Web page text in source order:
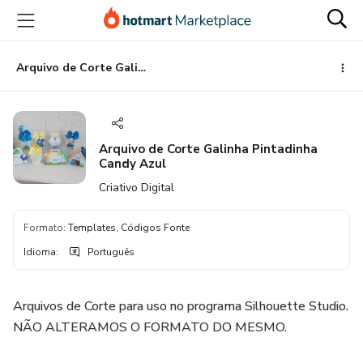
para
conteúdo
principal
para
pagamento
para
rodapé
Arquivo de Corte Galinha Pintadinha Candy Azul
Arquivo de Corte Galinha Pintadinha
Candy Azul
Criativo Digital
Formato: Templates, Códigos Fonte
Idioma: Português
Arquivos de Corte para uso no programa Silhouette Studio.
NÃO ALTERAMOS O FORMATO DO MESMO.